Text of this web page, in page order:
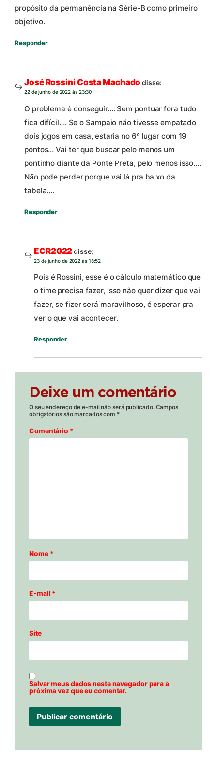
propósito da permanência na Série-B como primeiro
objetivo.
Responder
José Rossini Costa Machado disse:
22 de junho de 2022 às 23:30
O problema é conseguir…. Sem pontuar fora tudo
fica difícil…. Se o Sampaio não tivesse empatado
dois jogos em casa, estaria no 6º lugar com 19
pontos… Vai ter que buscar pelo menos um
pontinho diante da Ponte Preta, pelo menos isso….
Não pode perder porque vai lá pra baixo da
tabela….
Responder
ECR2022disse:
23 de junho de 2022 às 18:52
Pois é Rossini, esse é o cálculo matemático que
o time precisa fazer, isso não quer dizer que vai
fazer, se fizer será maravilhoso, é esperar pra
ver o que vai acontecer.
Responder
Deixe um comentário
O seu endereço de e-mail não será publicado. Campos
obrigatórios são marcados com *
Comentário *
Nome *
E-mail *
Site
Salvar meus dados neste navegador para a
próxima vez que eu comentar.